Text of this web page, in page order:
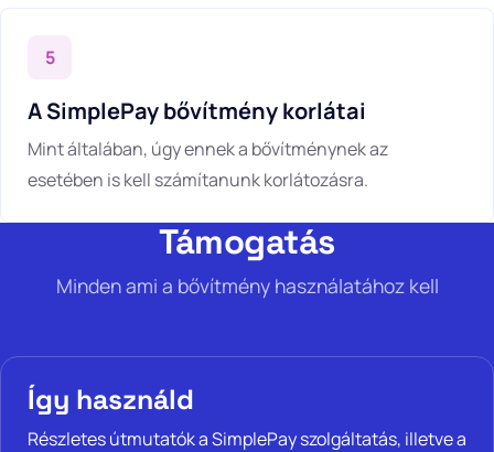
5
A SimplePay bővítmény korlátai
Mint általában, úgy ennek a bővítménynek az
esetében is kell számítanunk korlátozásra.
Támogatás
Minden ami a bővítmény használatához kell
Így használd
Részletes útmutatók a SimplePay szolgáltatás, illetve a